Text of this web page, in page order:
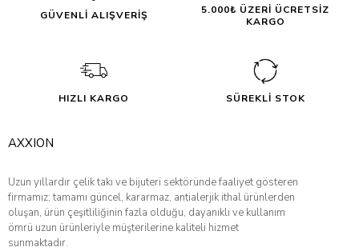
GÜVENLİ ALIŞVERİŞ
5.000₺ ÜZERİ ÜCRETSİZ
KARGO
HIZLI KARGO SÜREKLİ STOK
AXXION
Uzun yıllardır çelik takı ve bijuteri sektöründe faaliyet gösteren
firmamız; tamamı güncel, kararmaz, antialerjik ithal ürünlerden
oluşan, ürün çeşitliliğinin fazla olduğu, dayanıklı ve kullanım
ömrü uzun ürünleriyle müşterilerine kaliteli hizmet
sunmaktadır.